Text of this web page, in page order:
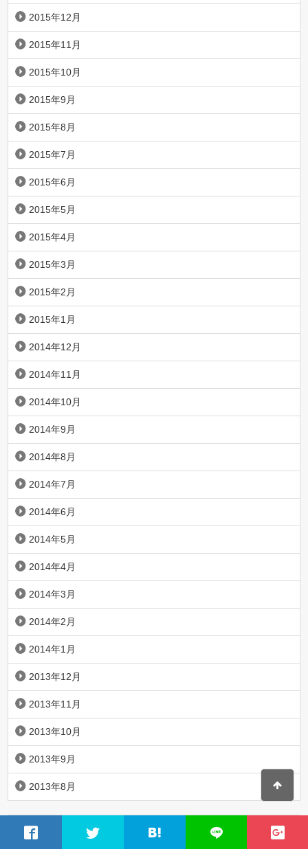
2015年12月
2015年11月
2015年10月
2015年9月
2015年8月
2015年7月
2015年6月
2015年5月
2015年4月
2015年3月
2015年2月
2015年1月
2014年12月
2014年11月
2014年10月
2014年9月
2014年8月
2014年7月
2014年6月
2014年5月
2014年4月
2014年3月
2014年2月
2014年1月
2013年12月
2013年11月
2013年10月
2013年9月
2013年8月
カテゴリー